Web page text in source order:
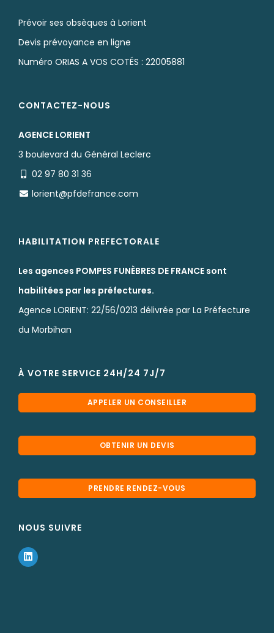
Prévoir ses obsèques à Lorient
Devis prévoyance en ligne
Numéro ORIAS A VOS COTÉS : 22005881
CONTACTEZ-NOUS
AGENCE LORIENT
3 boulevard du Général Leclerc
02 97 80 31 36
lorient@pfdefrance.com
HABILITATION PREFECTORALE
Les agences POMPES FUNÈBRES DE FRANCE sont
habilitées par les préfectures.
Agence LORIENT: 22/56/0213 délivrée par La Préfecture
du Morbihan
À VOTRE SERVICE 24H/24 7J/7
APPELER UN CONSEILLER
OBTENIR UN DEVIS
PRENDRE RENDEZ-VOUS
NOUS SUIVRE